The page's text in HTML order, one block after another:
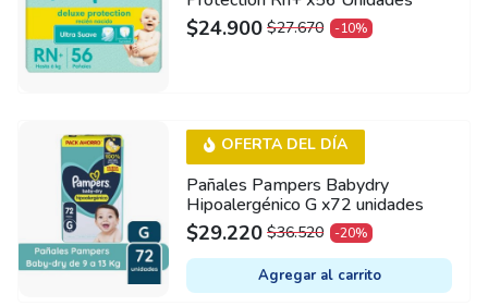
$27.670
ORIGINAL
$24.900
CURRENT
-10%
Pañales Pampers Babydry
Hipoalergénico G x72 unidades
OFERTA DEL DÍA
$36.520
ORIGINAL
PRICE
WAS:
$29.220
CURRENT
PRICE
IS:
-20%
Agregar al carrito